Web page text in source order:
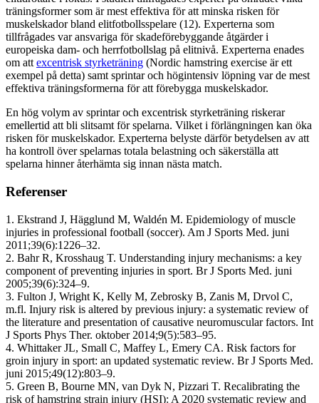
träningsformer som är mest effektiva för att minska risken för
muskelskador bland elitfotbollsspelare (12). Experterna som
tillfrågades var ansvariga för skadeförebyggande åtgärder i
europeiska dam- och herrfotbollslag på elitnivå. Experterna enades
om att excentrisk styrketräning (Nordic hamstring exercise är ett
exempel på detta) samt sprintar och högintensiv löpning var de mest
effektiva träningsformerna för att förebygga muskelskador.
En hög volym av sprintar och excentrisk styrketräning riskerar
emellertid att bli slitsamt för spelarna. Vilket i förlängningen kan öka
risken för muskelskador. Experterna belyste därför betydelsen av att
ha kontroll över spelarnas totala belastning och säkerställa att
spelarna hinner återhämta sig innan nästa match.
Referenser
1. Ekstrand J, Hägglund M, Waldén M. Epidemiology of muscle
injuries in professional football (soccer). Am J Sports Med. juni
2011;39(6):1226–32.
2. Bahr R, Krosshaug T. Understanding injury mechanisms: a key
component of preventing injuries in sport. Br J Sports Med. juni
2005;39(6):324–9.
3. Fulton J, Wright K, Kelly M, Zebrosky B, Zanis M, Drvol C,
m.fl. Injury risk is altered by previous injury: a systematic review of
the literature and presentation of causative neuromuscular factors. Int
J Sports Phys Ther. oktober 2014;9(5):583–95.
4. Whittaker JL, Small C, Maffey L, Emery CA. Risk factors for
groin injury in sport: an updated systematic review. Br J Sports Med.
juni 2015;49(12):803–9.
5. Green B, Bourne MN, van Dyk N, Pizzari T. Recalibrating the
risk of hamstring strain injury (HSI): A 2020 systematic review and